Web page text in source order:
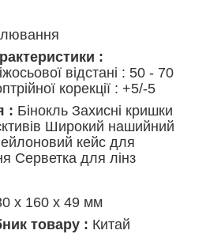
:
відстані : 50 - 70
корекції : +5/-5
: Бінокль Захисні кришки
Широкий нашийний
кейс для
Серветка для лінз
х 160 х 49 мм
товару : Китай